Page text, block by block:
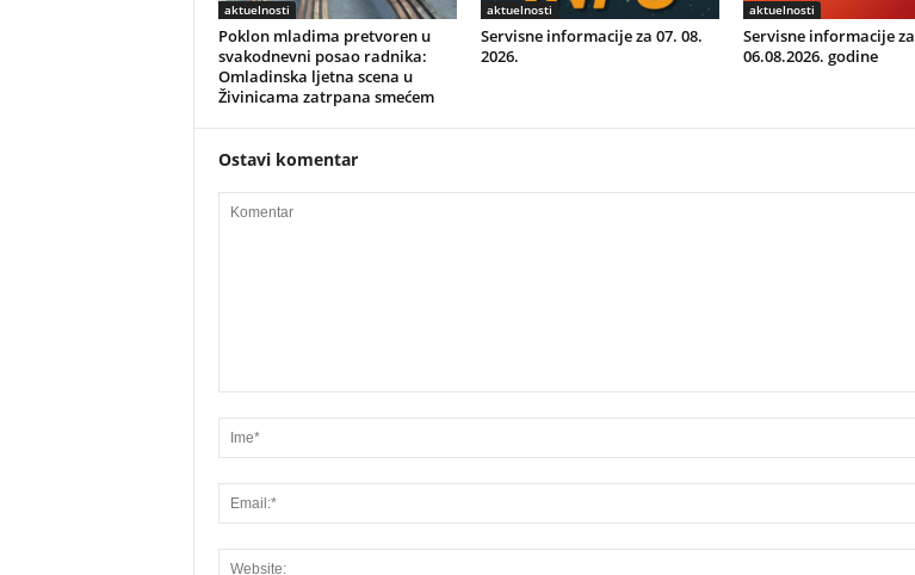
aktuelnosti
Poklon mladima pretvoren u
svakodnevni posao radnika:
Omladinska ljetna scena u
Živinicama zatrpana smećem
aktuelnosti
Servisne informacije za 07. 08.
2026.
aktuelnosti
Servisne informacije za
06.08.2026. godine
Ostavi komentar